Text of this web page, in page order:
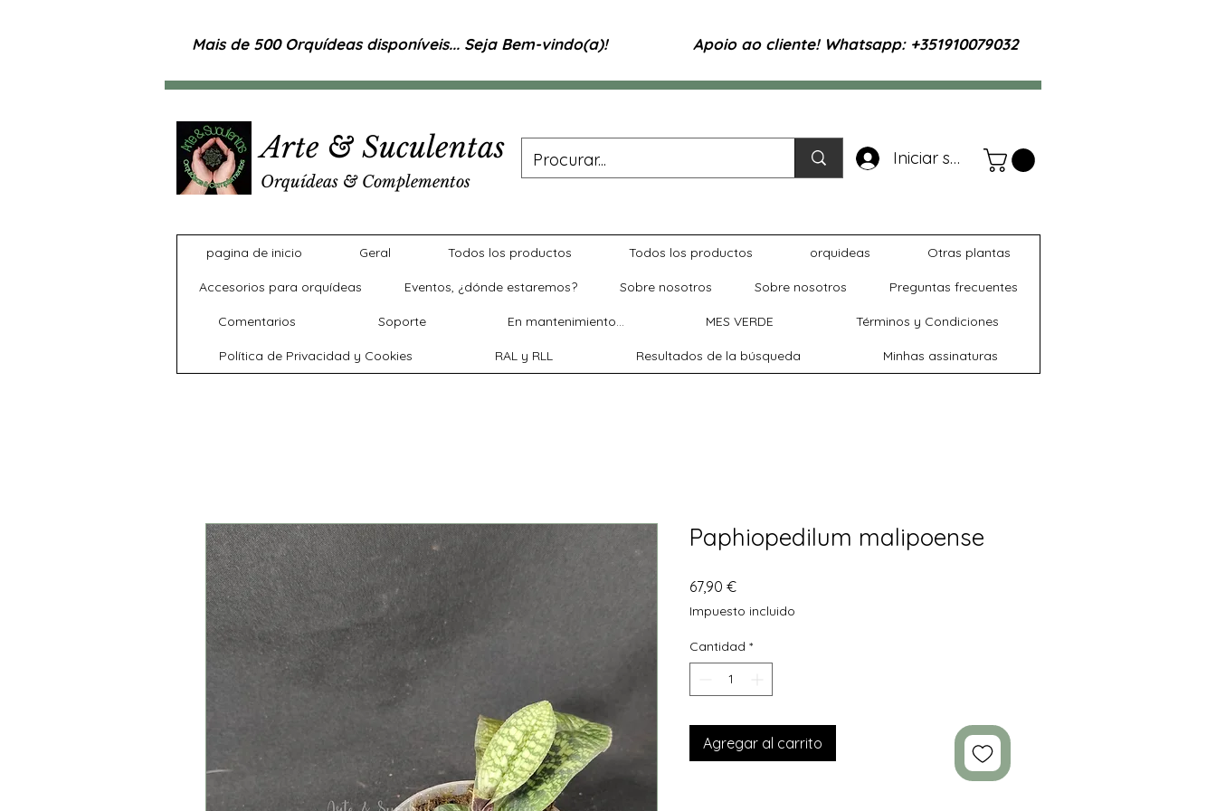
Mais de 500 Orquídeas disponíveis... Seja Bem-vindo(a)! Apoio ao cliente! Whatsapp: +351910079032
Arte & Suculentas
Orquídeas & Complementos
Iniciar sesión
pagina de inicio Geral Todos los productos Todos los productos orquideas Otras plantas
Accesorios para orquídeas Eventos, ¿dónde estaremos? Sobre nosotros Sobre nosotros Preguntas frecuentes
Comentarios Soporte En mantenimiento... MES VERDE Términos y Condiciones
Política de Privacidad y Cookies RAL y RLL Resultados de la búsqueda Minhas assinaturas
Paphiopedilum malipoense
67,90 €Precio
Impuesto incluido
Cantidad *
Agregar al carrito